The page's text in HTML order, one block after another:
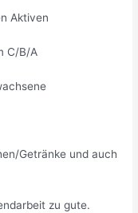
Aktiven
C/B/A
Getränke und auch
zu gute.